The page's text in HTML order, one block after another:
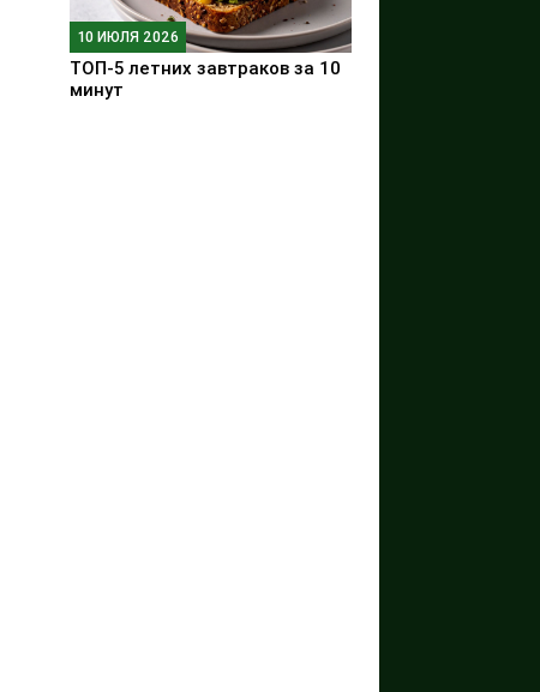
10 ИЮЛЯ 2026
ТОП-5 летних завтраков за 10
минут